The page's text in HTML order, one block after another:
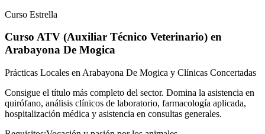
Curso Estrella
Curso ATV (Auxiliar Técnico Veterinario) en
Arabayona De Mogica
Prácticas Locales en Arabayona De Mogica y Clínicas Concertadas
Consigue el título más completo del sector. Domina la asistencia en
quirófano, análisis clínicos de laboratorio, farmacología aplicada,
hospitalización médica y asistencia en consultas generales.